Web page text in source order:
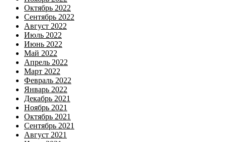
Октябрь 2022
Сентябрь 2022
Август 2022
Июль 2022
Июнь 2022
Май 2022
Апрель 2022
Март 2022
Февраль 2022
Январь 2022
Декабрь 2021
Ноябрь 2021
Октябрь 2021
Сентябрь 2021
Август 2021